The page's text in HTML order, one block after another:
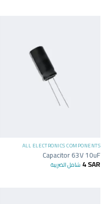
ALL ELECTRONICS COMPONENTS
Capacitor 63V 10uF
4SAR شامل الضريبة